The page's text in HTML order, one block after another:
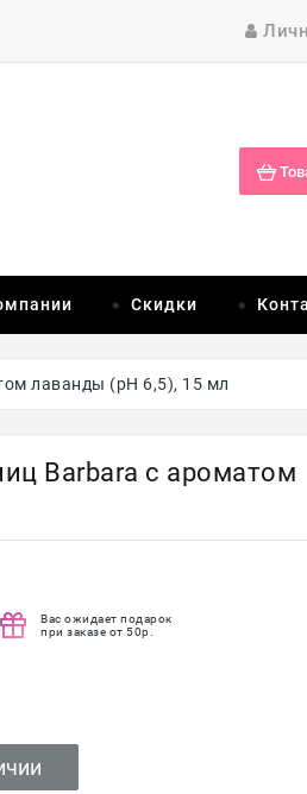
Скидки
лаванды (рН 6,5), 15 мл
Barbara с ароматом
Вас ожидает подарок
при заказе от 50р.